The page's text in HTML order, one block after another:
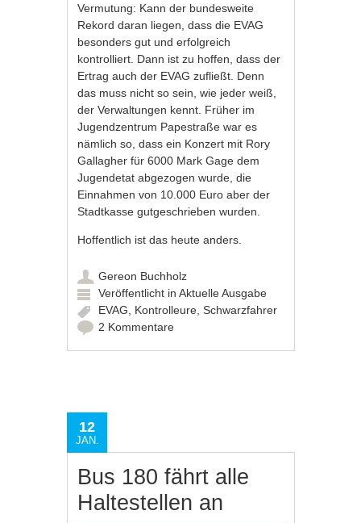
Vermutung: Kann der bundesweite
Rekord daran liegen, dass die EVAG
besonders gut und erfolgreich
kontrolliert. Dann ist zu hoffen, dass der
Ertrag auch der EVAG zufließt. Denn
das muss nicht so sein, wie jeder weiß,
der Verwaltungen kennt. Früher im
Jugendzentrum Papestraße war es
nämlich so, dass ein Konzert mit Rory
Gallagher für 6000 Mark Gage dem
Jugendetat abgezogen wurde, die
Einnahmen von 10.000 Euro aber der
Stadtkasse gutgeschrieben wurden.
Hoffentlich ist das heute anders.
Gereon Buchholz
Veröffentlicht inAktuelle Ausgabe
EVAG
Kontrolleure ,Schwarzfahrer
2 Kommentare
12
JAN.
Bus 180 fährt alle
Haltestellen an